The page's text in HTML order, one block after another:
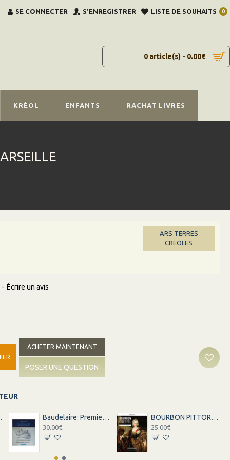
SE CONNECTER S'ENREGISTRER LISTE DE SOUHAITS 0
0 article(s) - 0.00€
KRÉOL ENFANTS RACHAT LIVRES
ARS TERRES
CREOLES
- Écrire un avis
ACHETER MAINTENANT
POSER UNE QUESTION
REUNION Baudelaire: Premier passeur de l'interculturailté
30.00€
BOURBON PITTORESQUE ROIS NOIRS ET REVES BLANCS
25.00€